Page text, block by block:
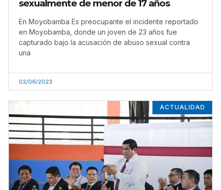
sexualmente de menor de 17 años
En Moyobamba Es preocupante el incidente reportado
en Moyobamba, donde un joven de 23 años fue
capturado bajo la acusación de abuso sexual contra
una
02/06/2023
ACTUALIDAD